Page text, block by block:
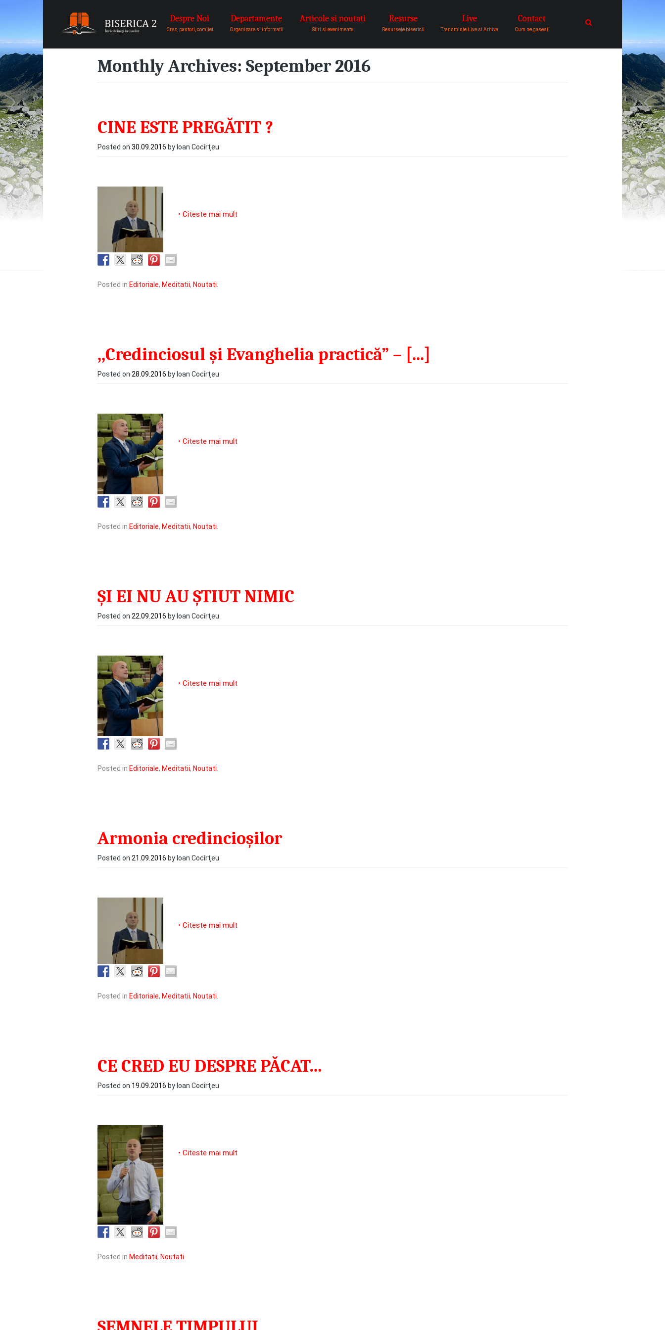
Biserica 2
Biserica Baptista Nr. 2 exista pentru a fi vocea lui Dumnezeu catre comunitatea de oameni in
mijlocul careia am fost asezati.
Despre Noi
Crez, pastori, comitet
Departamente
Organizare si informatii
Articole si noutati
Stiri si evenimente
Resurse
Resursele bisericii
Live
Transmisie Live si Arhiva
Contact
Cum ne gasesti
Monthly Archives: September 2016
CINE ESTE PREGĂTIT ?
Posted on 30.09.2016 by Ioan Cocîrţeu
• Citeste mai mult
Posted in Editoriale, Meditatii, Noutati.
,,Credinciosul și Evanghelia practică” – [...]
Posted on 28.09.2016 by Ioan Cocîrţeu
• Citeste mai mult
Posted in Editoriale, Meditatii, Noutati.
ȘI EI NU AU ȘTIUT NIMIC
Posted on 22.09.2016 by Ioan Cocîrţeu
• Citeste mai mult
Posted in Editoriale, Meditatii, Noutati.
Armonia credincioșilor
Posted on 21.09.2016 by Ioan Cocîrţeu
• Citeste mai mult
Posted in Editoriale, Meditatii, Noutati
CE CRED EU DESPRE PĂCAT…
Posted on 19.09.2016 by Ioan Cocîrţeu
• Citeste mai mult
Posted in Meditatii, Noutati